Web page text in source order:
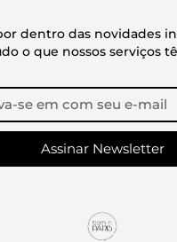
dentro das novidades
o que nossos serviços
Assinar Newsletter